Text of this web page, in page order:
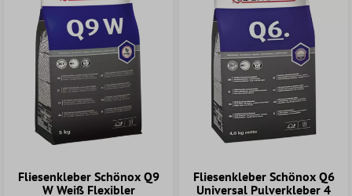
Fliesenkleber Schönox Q9
W Weiß Flexibler
Fliesenkleber Schönox Q6
Universal Pulverkleber 4